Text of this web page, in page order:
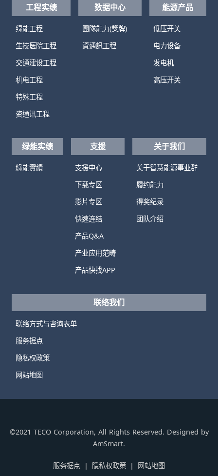
工程实绩
绿能工程
生技医院工程
交通建设工程
机电工程
特殊工程
资通讯工程
数据中心
團隊能力(獎牌)
資通訊工程
能源产品
低压开关
电力设备
发电机
高压开关
绿能实绩
綠能實績
支援
支援中心
下载专区
影片专区
快速连结
产品Q&A
产业应用范畴
产品快找APP
关于我们
关于智慧能源事业群
履约能力
得奖纪录
团队介绍
联络我们
联络方式与咨询表单
服务据点
隐私权政策
网站地图
©2021 TECO Corporation, All Rights Reserved. Designed by
AmSmart.
服务据点 隐私权政策 网站地图